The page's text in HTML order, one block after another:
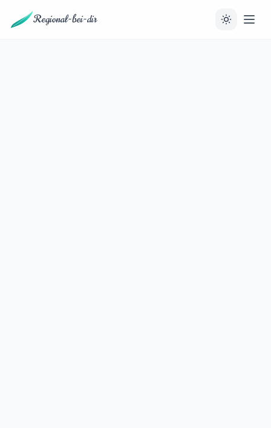
Regional-bei-dir